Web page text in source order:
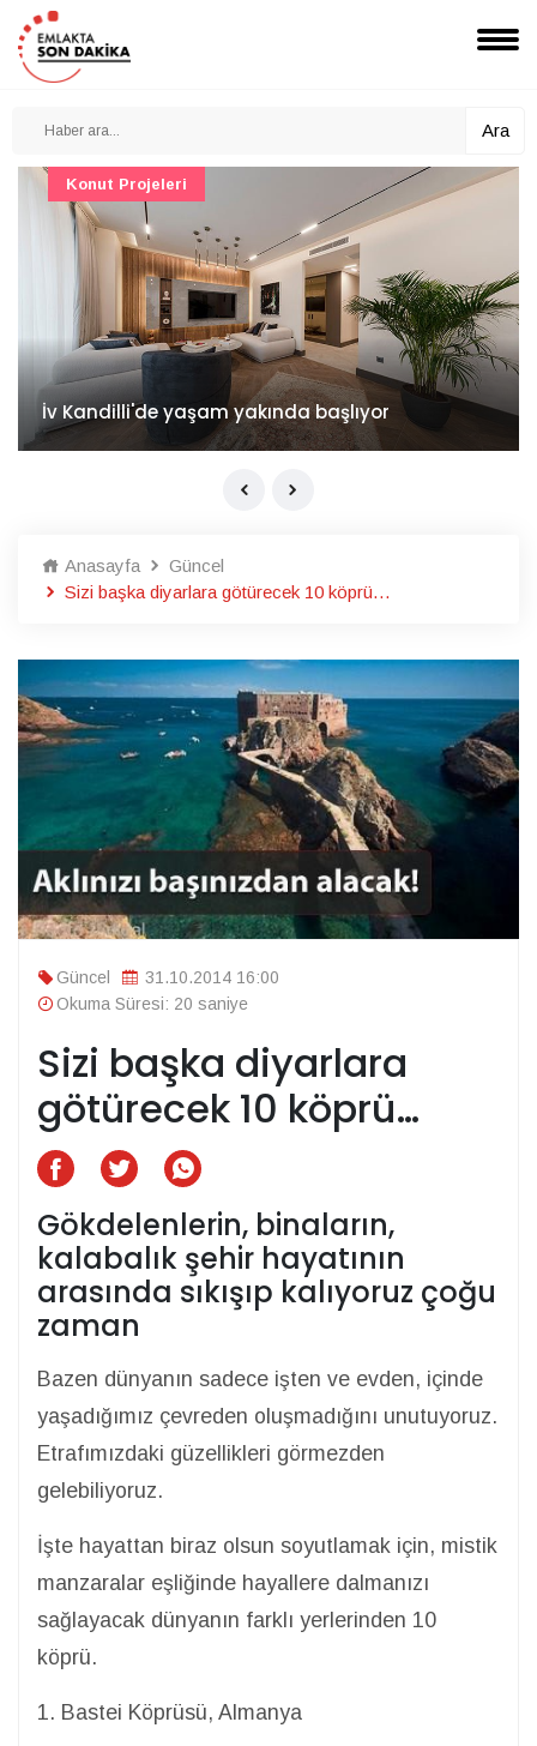
Ara
İv Kandilli'de yaşam yakında başlıyor
Konut Projeleri
Anasayfa
Güncel
Sizi başka diyarlara götürecek 10 köprü…
Güncel
31.10.2014 16:00
Okuma Süresi: 20 saniye
Sizi başka diyarlara
götürecek 10 köprü…
Gökdelenlerin, binaların,
kalabalık şehir hayatının
arasında sıkışıp kalıyoruz çoğu
zaman
Bazen dünyanın sadece işten ve evden, içinde
yaşadığımız çevreden oluşmadığını unutuyoruz.
Etrafımızdaki güzellikleri görmezden
gelebiliyoruz.
İşte hayattan biraz olsun soyutlamak için, mistik
manzaralar eşliğinde hayallere dalmanızı
sağlayacak dünyanın farklı yerlerinden 10
köprü.
1. Bastei Köprüsü, Almanya